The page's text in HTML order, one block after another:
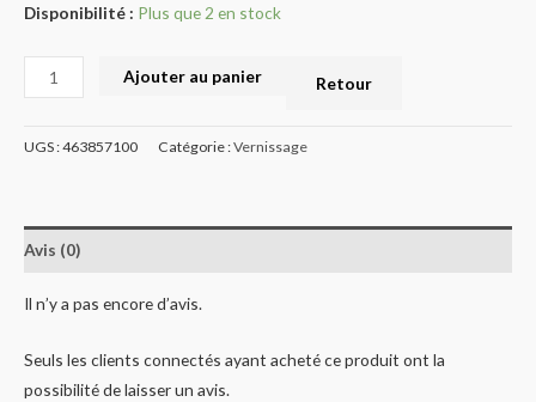
Disponibilité : Plus que 2 en stock
Ajouter au panier Retour
UGS :463857100 Catégorie :Vernissage
Avis (0)
Il n’y a pas encore d’avis.
Seuls les clients connectés ayant acheté ce produit ont la
possibilité de laisser un avis.